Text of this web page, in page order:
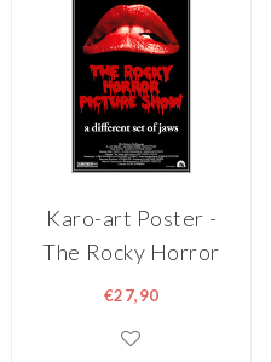
Karo-art Poster -
The Rocky Horror
Picture Show,
Filmposter,
€27,90